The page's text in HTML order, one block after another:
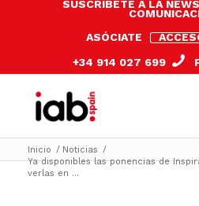
SUSCRÍBETE A LA
ASÓCIATE
+34 914 027 699
Inicio / Noticias /
Ya disponibles las ponencias de
verlas en ...